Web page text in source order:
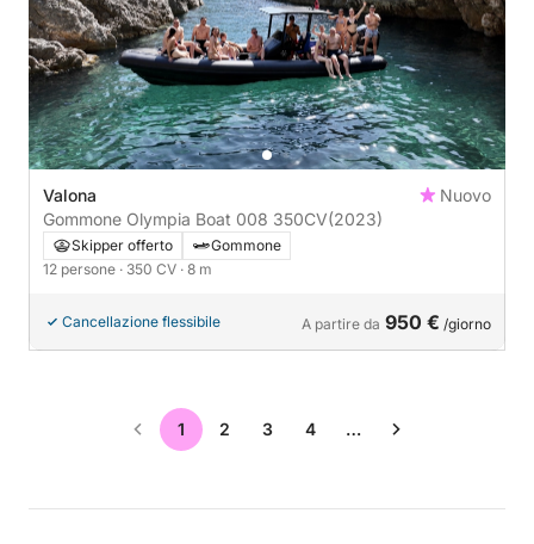
Valona
Nuovo
Gommone Olympia Boat 008 350CV(2023)
Skipper offerto
Gommone
12 persone · 350 CV · 8 m
Cancellazione flessibile A partire da 950 € /giorno
1 2 3 4 …